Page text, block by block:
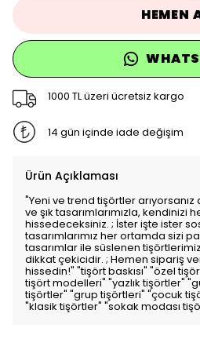
HEMEN
1000 TL üzeri ücretsiz kargo
14 gün içinde iade değişim
Ürün Açıklaması
"Yeni ve trend tişörtler
ve şık tasarımlarımızla, kendinizi
hissedeceksiniz. ; İster işte ister
tasarımlarımız her ortamda sizi
tasarımlar ile süslenen
dikkat çekicidir. ; Hemen sipariş
hissedin!" "tişört baskısı" "özel
tişört modelleri" "yazlık tişörtler"
tişörtler" "grup tişörtleri" "çocuk
"klasik tişörtler" "sokak modası